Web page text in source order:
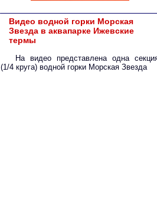
Видео водной горки Морская
Звезда в аквапарке Ижевские
термы
На видео представлена одна
(1/4 круга) водной горки Морская Звезда